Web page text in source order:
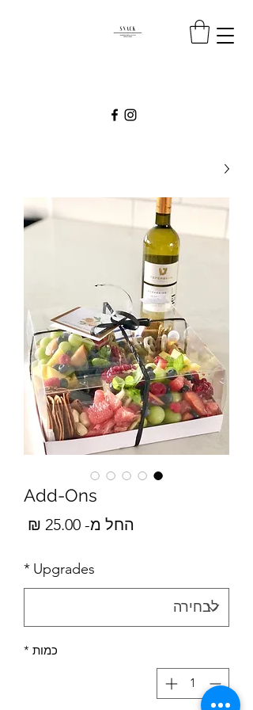
Add-Ons
החל מ- 25.00 ₪
Upgrades
*
כמות *